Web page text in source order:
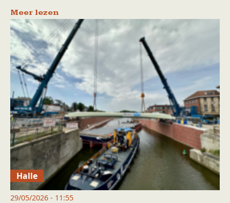
Meer lezen
Halle
29/05/2026 - 11:55